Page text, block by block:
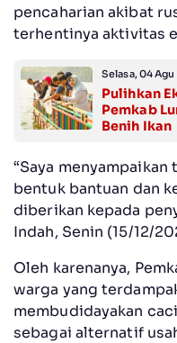
pencaharian akibat
terhentinya aktivitas
Selasa, 04
Pulihkan
Pemkab
Benih Ikan
“Saya
bentuk bantuan dan
diberikan kepada
Indah, Senin (15/12/
Oleh karenanya,
warga yang
membudidayakan
sebagai alternatif